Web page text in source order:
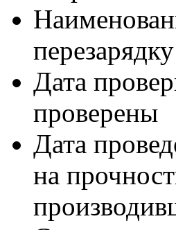
перезарядку
Дата
проверены
Дата
на